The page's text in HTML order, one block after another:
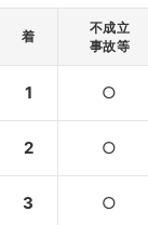
着
不成立
事故等
1 ○
2 ○
3 ○